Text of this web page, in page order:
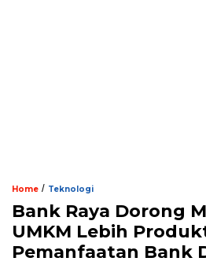
Home / Teknologi
Bank Raya Dorong
UMKM Lebih
Pemanfaatan Bank